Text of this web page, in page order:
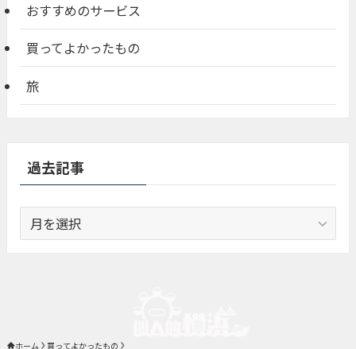
おすすめのサービス
買ってよかったもの
旅
過去記事
去
ホーム 買ってよかったもの